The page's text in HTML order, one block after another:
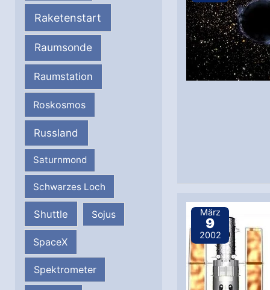
Raketenstart
Raumsonde
Raumstation
Roskosmos
Russland
Saturnmond
Schwarzes Loch
Shuttle Sojus
SpaceX
Spektrometer
März
9
2002